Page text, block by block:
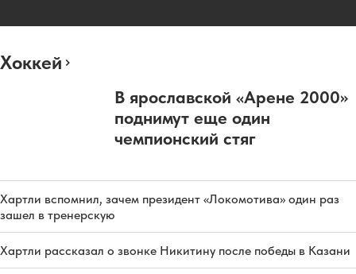
Хоккей
В ярославской «Арене 2000»
поднимут еще один
чемпионский стяг
Хартли вспомнил, зачем президент «Локомотива» один раз
зашел в тренерскую
Хартли рассказал о звонке Никитину после победы в Казани